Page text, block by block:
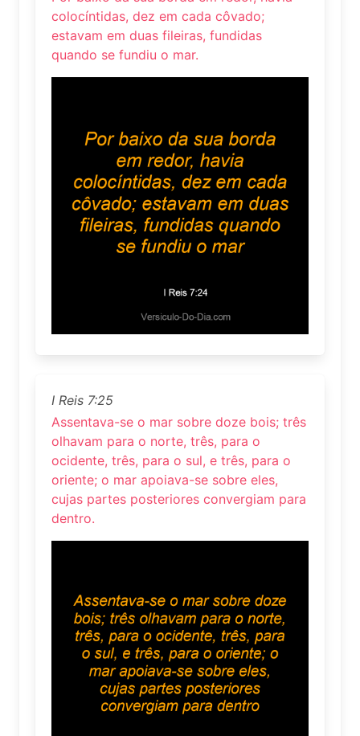
colocíntidas, dez em cada côvado;
estavam em duas fileiras, fundidas
quando se fundiu o mar.
I Reis 7:25
Assentava-se o mar sobre doze bois; três
olhavam para o norte, três, para o
ocidente, três, para o sul, e três, para o
oriente; o mar apoiava-se sobre eles,
cujas partes posteriores convergiam para
dentro.